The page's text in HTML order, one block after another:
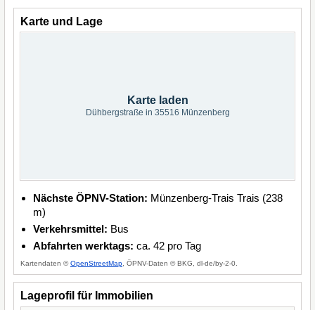
Karte und Lage
Karte laden
Dühbergstraße in 35516 Münzenberg
Nächste ÖPNV-Station: Münzenberg-Trais Trais (238
m)
Verkehrsmittel: Bus
Abfahrten werktags: ca. 42 pro Tag
Kartendaten ©OpenStreetMap , ÖPNV-Daten © BKG, dl-de/by-2-0.
Lageprofil für Immobilien